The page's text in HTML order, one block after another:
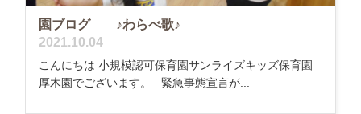
園ブログ ♪わらべ歌♪
2021.10.04
こんにちは 小規模認可保育園サンライズキッズ保育園
厚木園でございます。 緊急事態宣言が...